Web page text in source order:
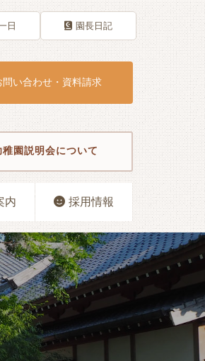
日 園長日記
問い合わせ・資料請求
稚園説明会について
内 採用情報